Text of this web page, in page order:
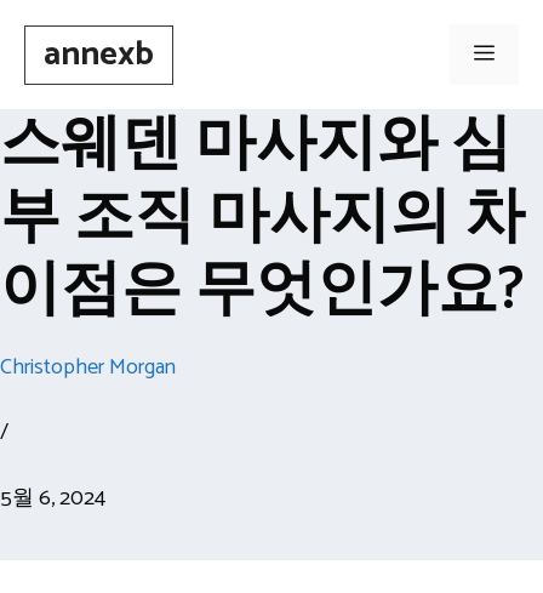
contentannexb Menu
스웨덴 마사지와 심
부 조직 마사지의 차
이점은 무엇인가요?
Christopher Morgan
/
5월 6, 2024